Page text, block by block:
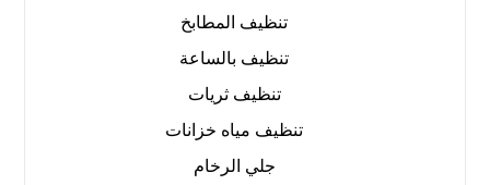
تنظيف المطابخ
تنظيف بالساعة
تنظيف ثريات
تنظيف مياه خزانات
جلي الرخام